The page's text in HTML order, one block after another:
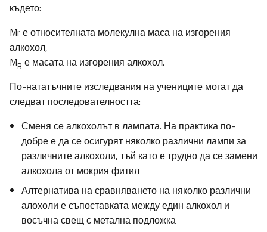
където:
Mr е относителната молекулна маса на изгорения
алкохол,
MB е масата на изгорения алкохол.
По-нататъчните изследвания на учениците могат да
следват последователността:
Сменя се алкохолът в лампата. На практика по-
добре е да се осигурят няколко различни лампи за
различните алкохоли, тъй като е трудно да се замени
алкохола от мокрия фитил
Алтернатива на сравняването на няколко различни
алохоли е съпоставката между един алкохол и
восъчна свещ с метална подложка